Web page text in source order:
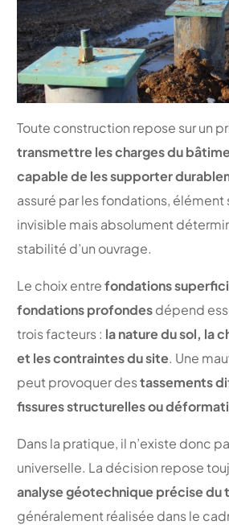
Toute construction repose sur un
transmettre les charges du
capable de les supporter
assuré par les fondations,
invisible mais absolument
stabilité d’un ouvrage.
Le choix entrefondations
fondations profondesdépend
trois facteurs : la nature du sol, la
et les contraintes du site. Une
peut provoquer destassements
fissures structurelles ou
Dans la pratique, il n’existe donc
universelle. La décision repose
analyse géotechnique précise du
généralement réalisée dans le